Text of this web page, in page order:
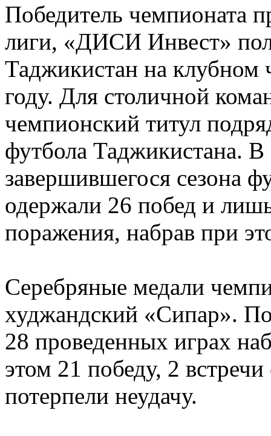
Победитель чемпионата
лиги, «ДИСИ Инвест»
Таджикистан на
году. Для столичной
чемпионский титул
футбола Таджикистана.
завершившегося сезона
одержали 26 побед и
поражения, набрав при
Серебряные медали
худжандский «Сипар».
28 проведенных играх
этом 21 победу, 2
потерпели неудачу.